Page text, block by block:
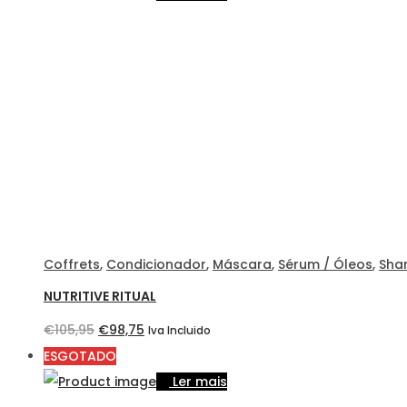
Coffrets, Condicionador, Máscara, Sérum / Óleos,
NUTRITIVE RITUAL
€105,95 O
preço
original
€98,75 O
atual
Iva Incluido
ESGOTADO
Ler mais